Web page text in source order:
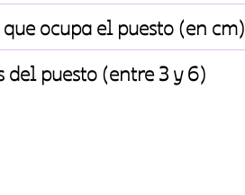
ocupa el puesto (en cm)
del puesto (entre 3 y 6)